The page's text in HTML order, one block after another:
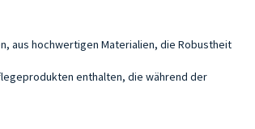
aus hochwertigen Materialien, die Robustheit
enthalten, die während der